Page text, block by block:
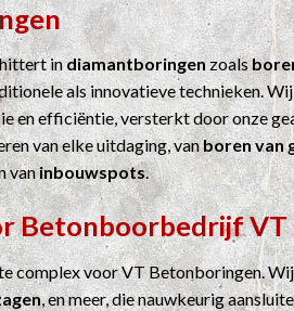
indiamantboringenzoals
als innovatieve technieken.
en efficiëntie, versterkt door onze
van elke uitdaging, vanboren van
vaninbouwspots.
BetonboorbedrijfVT
complex voor VT Betonboringen.
, en meer, die nauwkeurig